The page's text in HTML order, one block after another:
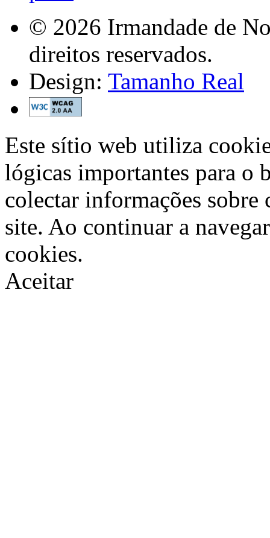
© 2026 Irmandade de
direitos reservados.
Design: Tamanho Real
Este sítio web utiliza
lógicas importantes para o
colectar informações sobre
site. Ao continuar a
cookies.
Aceitar